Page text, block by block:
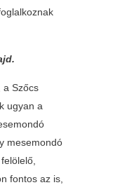
a Szőcs
ugyan a
mesemondó
fontos az is,